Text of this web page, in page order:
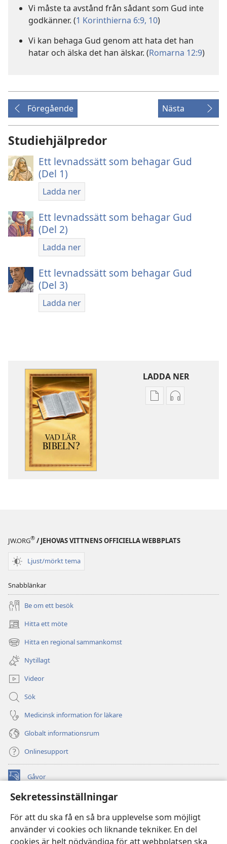
Sekretessinställningar
För att du ska få en så bra upplevelse som möjligt
använder vi cookies och liknande tekniker. En del
cookies är helt nödvändiga för att webbplatsen ska
Vi måste ta avstånd från sådant som Gud inte
godkänner. (1 Korinthierna 6:9, 10)
Vi kan behaga Gud genom att hata det han
hatar och älska det han älskar. (Romarna 12:9)
Föregående Nästa
Studiehjälpredor
Ett levnadssätt som behagar Gud
(Del 1)
Ladda ner
Ett levnadssätt som behagar Gud
(Del 2)
Ladda ner
Ett levnadssätt som behagar Gud
(Del 3)
Ladda ner
LADDA NER
Valmöjligheter
JW.ORG® / JEHOVAS VITTNENS OFFICIELLA WEBBPLATS
Ljust/mörkt tema
Snabblänkar
Be om ett besök
Hitta ett möte
(öppnar
nytt
fönster)
Hitta en regional sammankomst
(öppnar
nytt
fönster)
Nytillagt
Videor
Sök
Medicinsk information för läkare
Globalt informationsrum
Onlinesupport
Gåvor
(öppnar
fönster) Watchtower ONLINE LIBRARY™
nytt
fönster)JW Hub ®
(öppnar
nytt